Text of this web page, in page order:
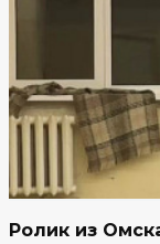
Ролик из